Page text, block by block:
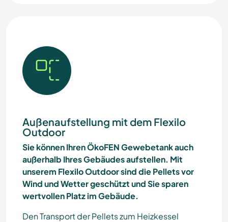
Außenaufstellung mit dem Flexilo
Outdoor
Sie können Ihren ÖkoFEN Gewebetank auch
außerhalb Ihres Gebäudes aufstellen. Mit
unserem Flexilo Outdoor sind die Pellets vor
Wind und Wetter geschützt und Sie sparen
wertvollen Platz im Gebäude.
Den Transport der Pellets zum Heizkessel